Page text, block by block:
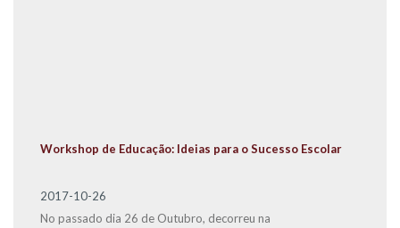
Workshop de Educação: Ideias para o Sucesso Escolar
2017-10-26
No passado dia 26 de Outubro, decorreu na